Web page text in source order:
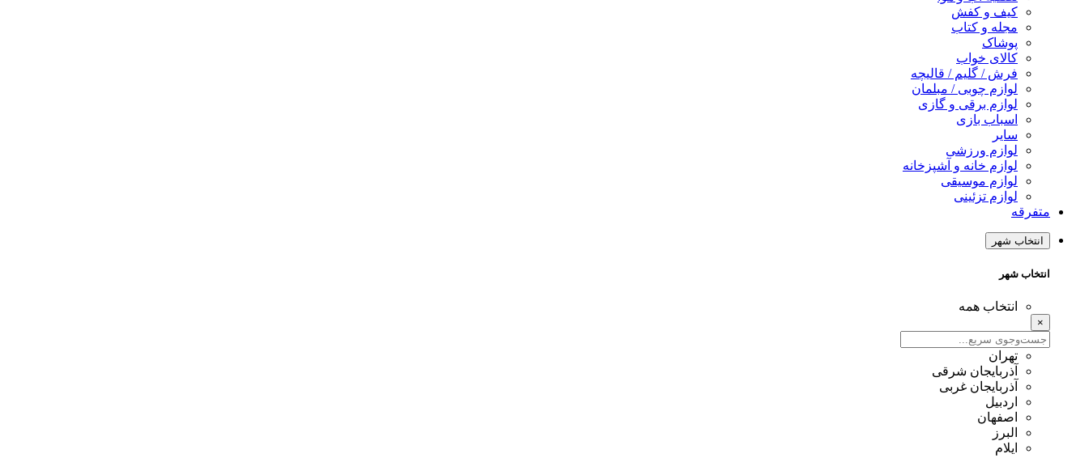
کیف و کفش
مجله و کتاب
پوشاک
کالای خواب
فرش / گلیم / قالیچه
لوازم چوبی / مبلمان
لوازم برقی و گازی
اسباب بازی
سایر
لوازم ورزشی
لوازم خانه و آشپزخانه
لوازم موسیقی
لوازم تزئینی
متفرقه
انتخاب شهر
انتخاب شهر
انتخاب همه
×
تهران
آذربایجان شرقی
آذربایجان غربی
اردبیل
اصفهان
البرز
ایلام